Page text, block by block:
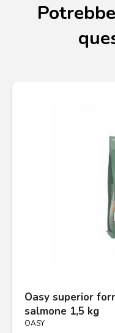
Oasy superior
salmone 1,5 kg
OASY